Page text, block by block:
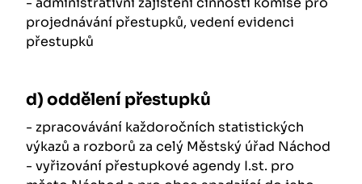
projednávání přestupků, vedení evidenci
přestupků
d) oddělení přestupků
- zpracovávání každoročních statistických
výkazů a rozborů za celý Městský úřad Náchod
- vyřizování přestupkové agendy I.st. pro